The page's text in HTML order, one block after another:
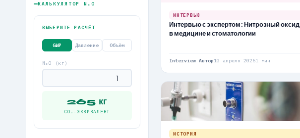
КАЛЬКУЛЯТОР N₂O
ВЫБЕРИТЕ РАСЧЁТ
GWP Давление Объём
N₂O (кг)
265 кг
CO₂-ЭКВИВАЛЕНТ
ИНТЕРВЬЮ
Интервью с экспертом: Нитрозный оксид
в медицине и стоматологии
Interview Автор10 апреля 20261 мин
ИСТОРИЯ